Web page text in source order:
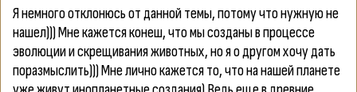
Я немного отклонюсь от данной темы, потому что нужную не
нашел))) Мне кажется конеш, что мы созданы в процессе
эволюции и скрещивания животных, но я о другом хочу дать
поразмыслить))) Мне лично кажется то, что на нашей планете